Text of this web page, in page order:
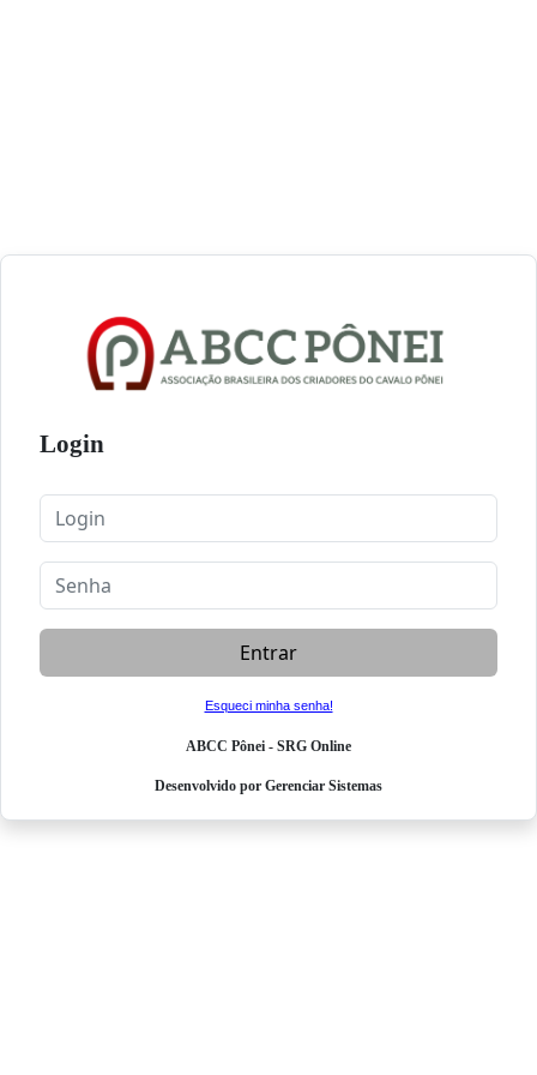
Login
Entrar
Esqueci minha senha!
ABCC Pônei - SRG Online
Desenvolvido por Gerenciar Sistemas